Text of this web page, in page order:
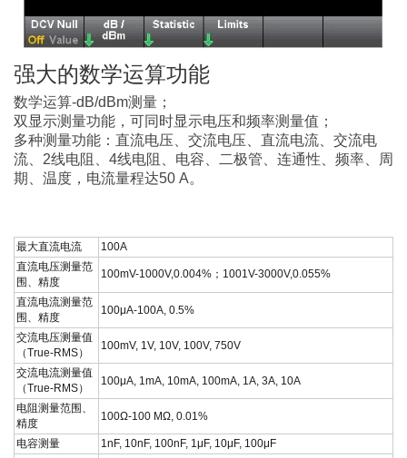
强大的数学运算功能
数学运算-dB/dBm测量；
双显示测量功能，可同时显示电压和频率测量值；
多种测量功能：直流电压、交流电压、直流电流、交流电
流、2线电阻、4线电阻、电容、二极管、连通性、频率、周
期、温度，电流量程达50 A。
最大直流电流
100A
直流电压测量范
围、精度
100mV-1000V,0.004%；1001V-3000V,0.055%
直流电流测量范
围、精度
100μA-100A, 0.5%
交流电压测量值
（True-RMS）
100mV, 1V, 10V, 100V, 750V
交流电流测量值
（True-RMS）
100μA, 1mA, 10mA, 100mA, 1A, 3A, 10A
电阻测量范围、
精度
100Ω-100 MΩ, 0.01%
电容测量
1nF, 10nF, 100nF, 1μF, 10μF, 100μF